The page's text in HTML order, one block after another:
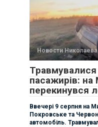
Новости Николаева
Травмувалися
пасажирів: на
перекинувся
Ввечері 9 серпня на
Покровське та
автомобіль.